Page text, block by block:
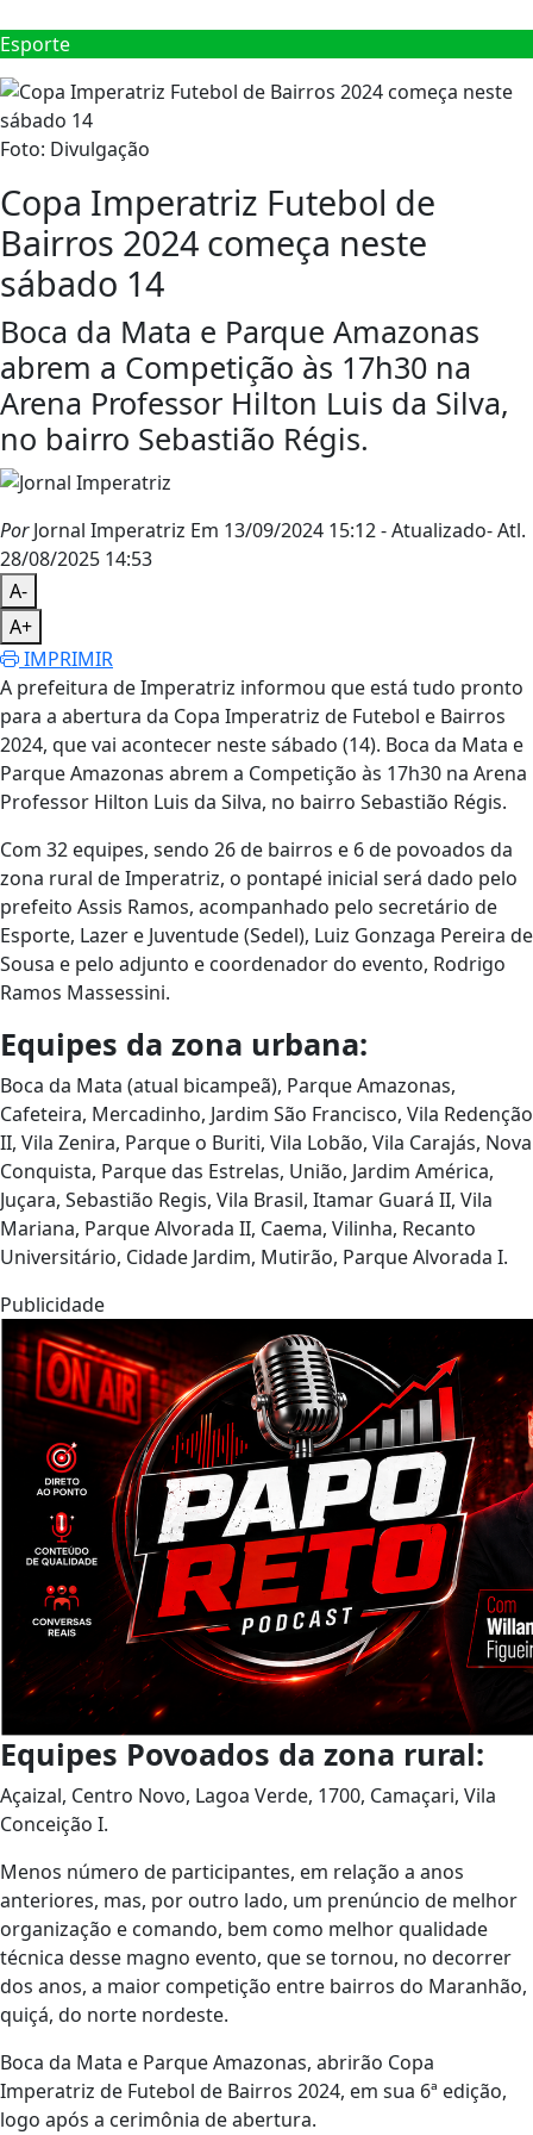
Esporte
Foto: Divulgação
Copa Imperatriz Futebol de
Bairros 2024 começa neste
sábado 14
Boca da Mata e Parque Amazonas
abrem a Competição às 17h30 na
Arena Professor Hilton Luis da Silva,
no bairro Sebastião Régis.
PorJornal Imperatriz Em 13/09/2024 15:12- Atualizado- Atl.
28/08/2025 14:53
A-
A+
IMPRIMIR
A prefeitura de Imperatriz informou que está tudo pronto
para a abertura da Copa Imperatriz de Futebol e Bairros
2024, que vai acontecer neste sábado (14). Boca da Mata e
Parque Amazonas abrem a Competição às 17h30 na Arena
Professor Hilton Luis da Silva, no bairro Sebastião Régis.
Com 32 equipes, sendo 26 de bairros e 6 de povoados da
zona rural de Imperatriz, o pontapé inicial será dado pelo
prefeito Assis Ramos, acompanhado pelo secretário de
Esporte, Lazer e Juventude (Sedel), Luiz Gonzaga Pereira de
Sousa e pelo adjunto e coordenador do evento, Rodrigo
Ramos Massessini.
Equipes da zona urbana:
Boca da Mata (atual bicampeã), Parque Amazonas,
Cafeteira, Mercadinho, Jardim São Francisco, Vila Redenção
II, Vila Zenira, Parque o Buriti, Vila Lobão, Vila Carajás, Nova
Conquista, Parque das Estrelas, União, Jardim América,
Juçara, Sebastião Regis, Vila Brasil, Itamar Guará II, Vila
Mariana, Parque Alvorada II, Caema, Vilinha, Recanto
Universitário, Cidade Jardim, Mutirão, Parque Alvorada I.
Publicidade
Equipes Povoados da zona rural:
Açaizal, Centro Novo, Lagoa Verde, 1700, Camaçari, Vila
Conceição I.
Menos número de participantes, em relação a anos
anteriores, mas, por outro lado, um prenúncio de melhor
organização e comando, bem como melhor qualidade
técnica desse magno evento, que se tornou, no decorrer
dos anos, a maior competição entre bairros do Maranhão,
quiçá, do norte nordeste.
Boca da Mata e Parque Amazonas, abrirão Copa
Imperatriz de Futebol de Bairros 2024, em sua 6ª edição,
logo após a cerimônia de abertura.